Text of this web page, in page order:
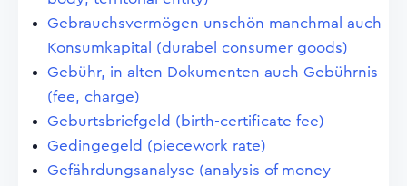
Gebrauchsvermögen unschön manchmal auch
Konsumkapital (durabel consumer goods)
Gebühr, in alten Dokumenten auch Gebührnis
(fee, charge)
Geburtsbriefgeld (birth-certificate fee)
Gedingegeld (piecework rate)
Gefährdungsanalyse (analysis of money